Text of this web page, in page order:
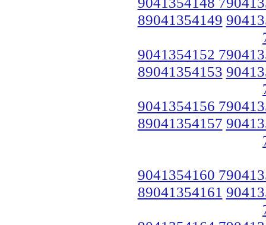
89041354149
9041354152
89041354153
9041354156
89041354157
9041354160
89041354161